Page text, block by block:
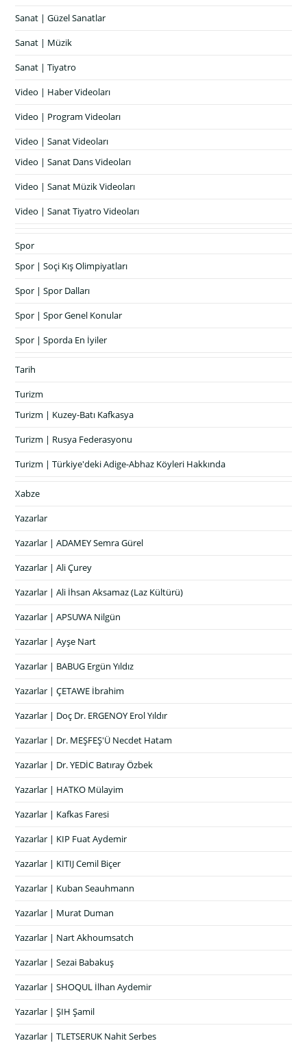
Sanat | Güzel Sanatlar
Sanat | Müzik
Sanat | Tiyatro
Video | Haber Videoları
Video | Program Videoları
Video | Sanat Videoları
Video | Sanat Dans Videoları
Video | Sanat Müzik Videoları
Video | Sanat Tiyatro Videoları
Spor
Spor | Soçi Kış Olimpiyatları
Spor | Spor Dalları
Spor | Spor Genel Konular
Spor | Sporda En İyiler
Tarih
Turizm
Turizm | Kuzey-Batı Kafkasya
Turizm | Rusya Federasyonu
Turizm | Türkiye'deki Adige-Abhaz Köyleri Hakkında
Xabze
Yazarlar
Yazarlar | ADAMEY Semra Gürel
Yazarlar | Ali Çurey
Yazarlar | Ali İhsan Aksamaz (Laz Kültürü)
Yazarlar | APSUWA Nilgün
Yazarlar | Ayşe Nart
Yazarlar | BABUG Ergün Yıldız
Yazarlar | ÇETAWE İbrahim
Yazarlar | Doç Dr. ERGENOY Erol Yıldır
Yazarlar | Dr. MEŞFEŞ'Ü Necdet Hatam
Yazarlar | Dr. YEDİC Batıray Özbek
Yazarlar | HATKO Mülayim
Yazarlar | Kafkas Faresi
Yazarlar | KIP Fuat Aydemir
Yazarlar | KITIJ Cemil Biçer
Yazarlar | Kuban Seauhmann
Yazarlar | Murat Duman
Yazarlar | Nart Akhoumsatch
Yazarlar | Sezai Babakuş
Yazarlar | SHOQUL İlhan Aydemir
Yazarlar | ŞIH Şamil
Yazarlar | TLETSERUK Nahit Serbes